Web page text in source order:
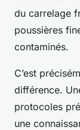
du carrelage
poussières
contaminés.
C’est
différence.
protocoles
une